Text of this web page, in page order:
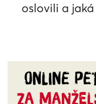
oslovili a